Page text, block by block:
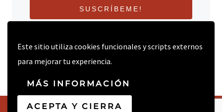
Este sitio utiliza cookies funcionales y scripts externos
para mejorar tu experiencia.
MÁS INFORMACIÓN
ACEPTA Y CIERRA
SUSCRÍBEME!